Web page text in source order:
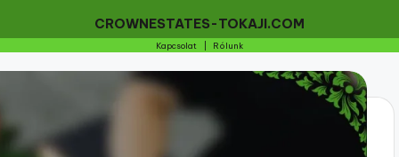
CROWNESTATES-TOKAJI.COM
Kapcsolat Rólunk